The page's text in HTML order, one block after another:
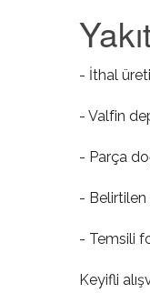
- İthal
- Valfin
- Parça
- Belirtilen
- Temsili
Keyifli